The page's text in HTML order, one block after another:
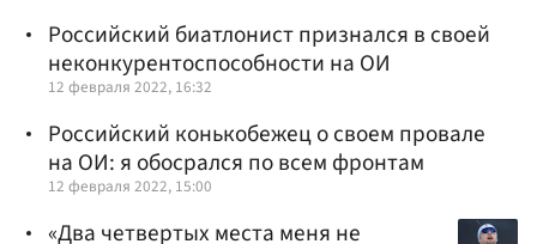
Российский биатлонист признался в своей
неконкурентоспособности на ОИ
12 февраля 2022, 16:32
Российский конькобежец о своем провале
на ОИ: я обосрался по всем фронтам
12 февраля 2022, 15:00
«Два четвертых места меня не